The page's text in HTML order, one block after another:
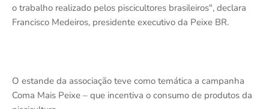
o trabalho realizado pelos piscicultores brasileiros", declara
Francisco Medeiros, presidente executivo da Peixe BR.
O estande da associação teve como temática a campanha
Coma Mais Peixe – que incentiva o consumo de produtos da